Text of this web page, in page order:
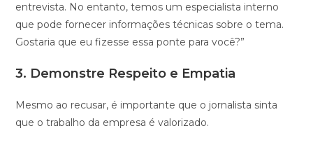
entrevista. No entanto, temos um especialista interno
que pode fornecer informações técnicas sobre o tema.
Gostaria que eu fizesse essa ponte para você?”
3. Demonstre Respeito e Empatia
Mesmo ao recusar, é importante que o jornalista sinta
que o trabalho da empresa é valorizado.